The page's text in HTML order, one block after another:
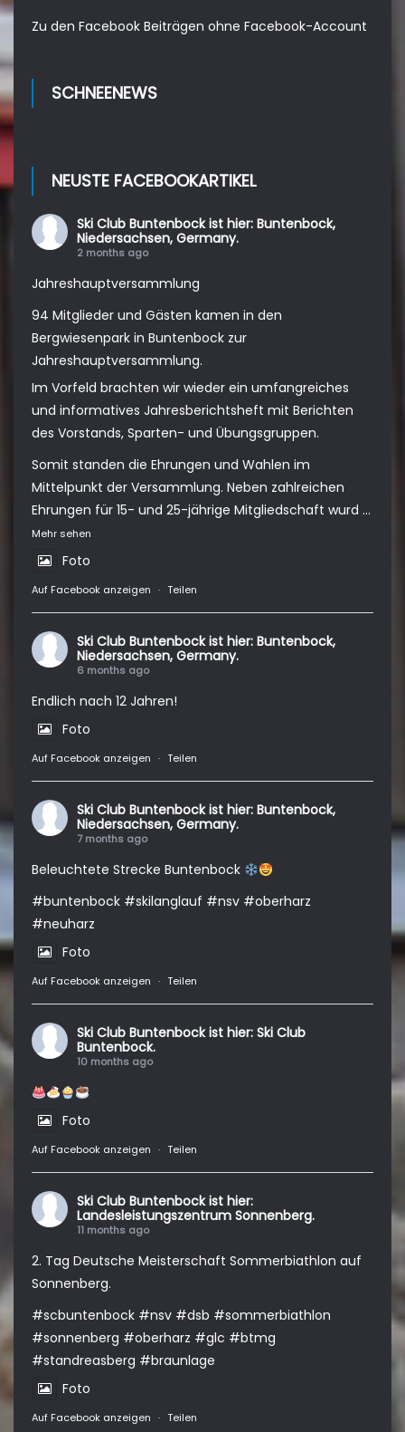
Zu den Facebook Beiträgen ohne Facebook-Account
SCHNEENEWS
NEUSTE FACEBOOKARTIKEL
Ski Club Buntenbock ist hier: Buntenbock,
Niedersachsen, Germany.
2 months ago
Jahreshauptversammlung
94 Mitglieder und Gästen kamen in den
Bergwiesenpark in Buntenbock zur
Jahreshauptversammlung.
Im Vorfeld brachten wir wieder ein umfangreiches
und informatives Jahresberichtsheft mit Berichten
des Vorstands, Sparten- und Übungsgruppen.
Somit standen die Ehrungen und Wahlen im
Mittelpunkt der Versammlung. Neben zahlreichen
Ehrungen für 15- und 25-jährige Mitgliedschaft wurd ...
Mehr sehen
Foto
Auf Facebook anzeigen · Teilen
Ski Club Buntenbock ist hier: Buntenbock,
Niedersachsen, Germany.
6 months ago
Endlich nach 12 Jahren!
Foto
Auf Facebook anzeigen · Teilen
Ski Club Buntenbock ist hier: Buntenbock,
Niedersachsen, Germany.
7 months ago
Beleuchtete Strecke Buntenbock
#buntenbock #skilanglauf #nsv #oberharz
#neuharz
Foto
Auf Facebook anzeigen · Teilen
Ski Club Buntenbock ist hier: Ski Club
Buntenbock.
10 months ago
Foto
Auf Facebook anzeigen · Teilen
Ski Club Buntenbock ist hier:
Landesleistungszentrum Sonnenberg.
11 months ago
2. Tag Deutsche Meisterschaft Sommerbiathlon auf
Sonnenberg.
#scbuntenbock #nsv #dsb #sommerbiathlon
#sonnenberg #oberharz #glc #btmg
#standreasberg #braunlage
Foto
Auf Facebook anzeigen · Teilen